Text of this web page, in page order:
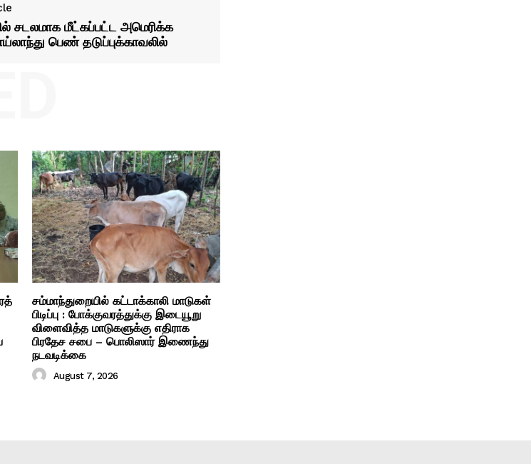
சடலமாக மீட்கப்பட்ட அமெரிக்க
பெண் தடுப்புக்காவலில்
சம்மாந்துறையில் கட்டாக்காலி மாடுகள்
பிடிப்பு : போக்குவரத்துக்கு இடையூறு
விளைவித்த மாடுகளுக்கு எதிராக
பிரதேச சபை – பொலிஸார் இணைந்து
நடவடிக்கை
August 7, 2026